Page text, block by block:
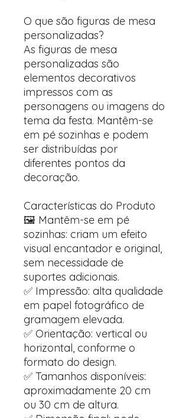
O que são figuras de mesa
personalizadas?
As figuras de mesa
personalizadas são
elementos decorativos
impressos com as
personagens ou imagens do
tema da festa. Mantêm-se
em pé sozinhas e podem
ser distribuídas por
diferentes pontos da
decoração.
Características do Produto
🖼️ Mantêm-se em pé
sozinhas: criam um efeito
visual encantador e original,
sem necessidade de
suportes adicionais.
✅ Impressão: alta qualidade
em papel fotográfico de
gramagem elevada.
✅ Orientação: vertical ou
horizontal, conforme o
formato do design.
✅ Tamanhos disponíveis:
aproximadamente 20 cm
ou 30 cm de altura.